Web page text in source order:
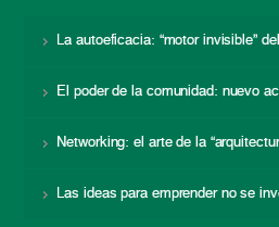
La autoeficacia: “motor invisible”
El poder de la comunidad: nuevo
Networking: el arte de la
Las ideas para emprender no se